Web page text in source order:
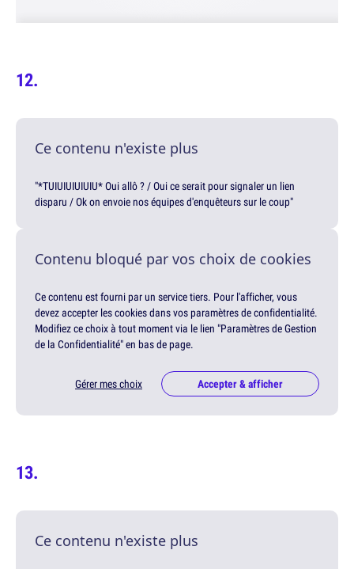
Ce contenu n'existe plus
"*TUIUIUIUIUIU* Oui allô ? / Oui ce serait pour signaler un lien
disparu / Ok on envoie nos équipes d'enquêteurs sur le coup"
Contenu bloqué par vos choix de cookies
Ce contenu est fourni par un service tiers. Pour l'afficher, vous
devez accepter les cookies dans vos paramètres de confidentialité.
Modifiez ce choix à tout moment via le lien "Paramètres de Gestion
de la Confidentialité" en bas de page.
Gérer mes choix Accepter & afficher
Ce contenu n'existe plus